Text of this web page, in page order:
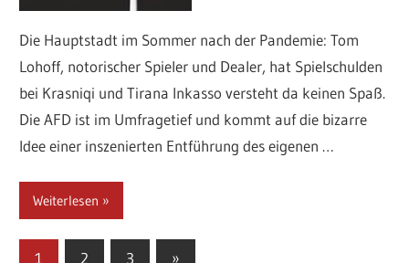
Die Hauptstadt im Sommer nach der Pandemie: Tom
Lohoff, notorischer Spieler und Dealer, hat Spielschulden
bei Krasniqi und Tirana Inkasso versteht da keinen Spaß.
Die AFD ist im Umfragetief und kommt auf die bizarre
Idee einer inszenierten Entführung des eigenen …
Weiterlesen
Seitennummerierung
1 2 3 Nächste
»